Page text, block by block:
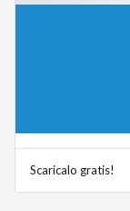
Scaricalo gratis!